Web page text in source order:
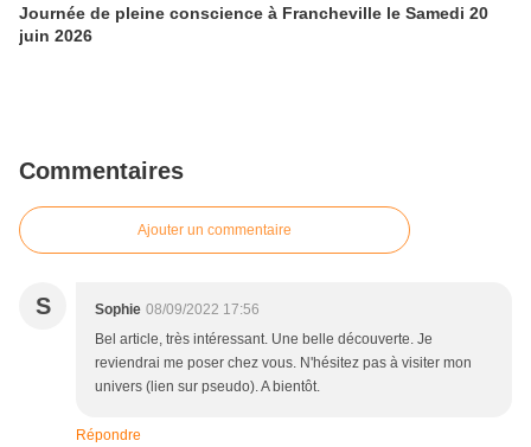
Journée de pleine conscience à Francheville le Samedi 20
juin 2026
Commentaires
Ajouter un commentaire
S Sophie 08/09/2022 17:56
Bel article, très intéressant. Une belle découverte. Je
reviendrai me poser chez vous. N'hésitez pas à visiter mon
univers (lien sur pseudo). A bientôt.
Répondre